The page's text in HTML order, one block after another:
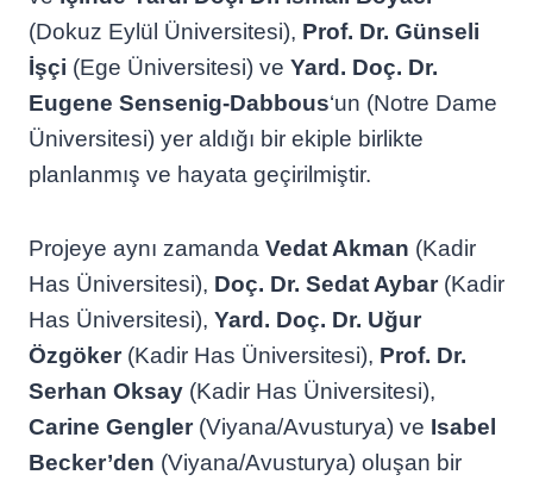
(Dokuz Eylül Üniversitesi), Prof. Dr. Günseli
İşçi (Ege Üniversitesi) ve Yard. Doç. Dr.
Eugene Sensenig-Dabbous‘un (Notre Dame
Üniversitesi) yer aldığı bir ekiple birlikte
planlanmış ve hayata geçirilmiştir.
Projeye aynı zamanda Vedat Akman (Kadir
Has Üniversitesi), Doç. Dr. Sedat Aybar (Kadir
Has Üniversitesi), Yard. Doç. Dr. Uğur
Özgöker (Kadir Has Üniversitesi), Prof. Dr.
Serhan Oksay (Kadir Has Üniversitesi),
Carine Gengler (Viyana/Avusturya) ve Isabel
Becker’den (Viyana/Avusturya) oluşan bir